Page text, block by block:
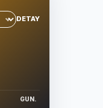
DETAY
GUN.